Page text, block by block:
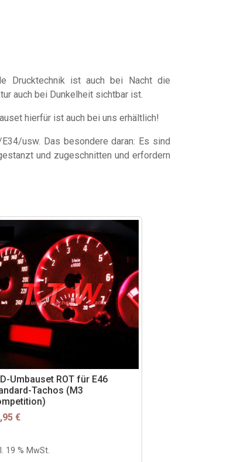
Drucktechnik ist auch bei Nacht die
auch bei Dunkelheit sichtbar ist.
hierfür ist auch bei uns erhältlich!
usw. Das besondere daran: Es sind
und zugeschnitten und erfordern
Umbauset ROT für E46
Tachos (M3
€
19 % MwSt.